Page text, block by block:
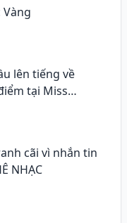
lên tiếng về
tại Miss
cãi vì nhắn tin
NHẠC